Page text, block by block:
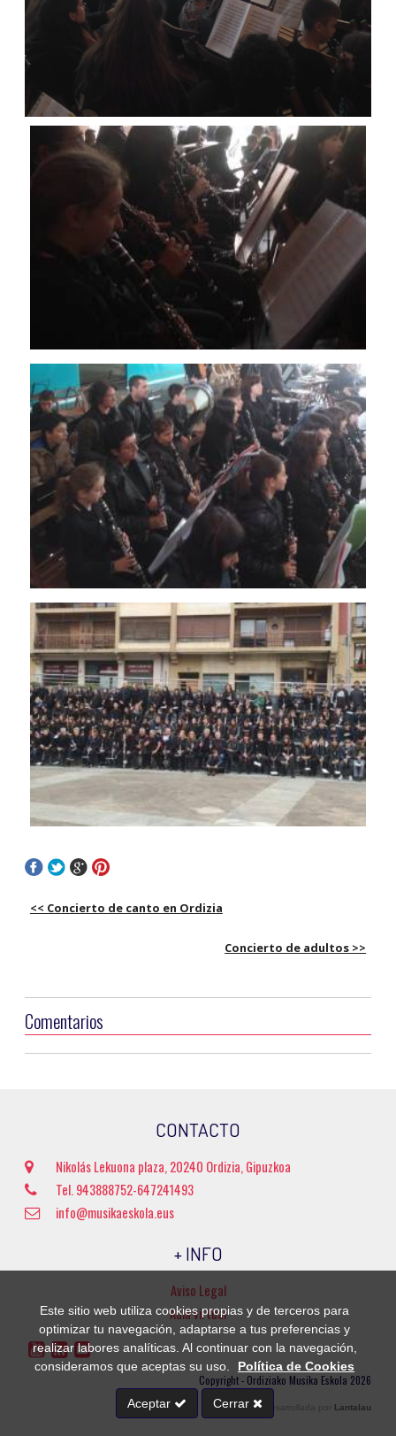
<< Concierto de canto en Ordizia
Concierto de adultos >>
Comentarios
CONTACTO
Nikolás Lekuona plaza, 20240 Ordizia, Gipuzkoa
Tel. 943888752-647241493
info@musikaeskola.eus
+ INFO
Aviso Legal
Aula virtual
Copyright - Ordiziako Musika Eskola 2026
Página web desarrollada por Lantalau
Este sitio web utiliza cookies propias y de terceros para
optimizar tu navegación, adaptarse a tus preferencias y
realizar labores analíticas. Al continuar con la navegación,
consideramos que aceptas su uso.
Política de Cookies
Aceptar Cerrar